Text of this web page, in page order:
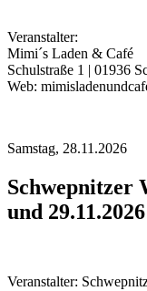
Veranstalter:
Mimi´s Laden & Café
Schulstraße 1 | 01936
Web:
Samstag, 28.11.2026
Schwepnitzer
und 29.11.2026
Veranstalter: